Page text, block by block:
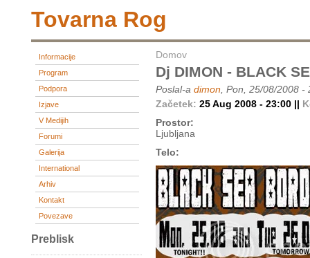
Tovarna Rog
Informacije
Program
Podpora
Izjave
V Medijih
Forumi
Galerija
International
Arhiv
Kontakt
Povezave
Preblisk
Domov
Dj DIMON - BLACK
Poslal-a dimon , Pon, 25/08/2008 -
Začetek: 25 Aug 2008 - 23:00 ||
Prostor:
Ljubljana
Telo: